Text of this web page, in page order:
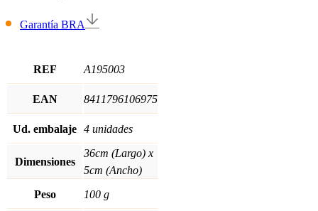
Garantía BRA
REF A195003
EAN 8411796106975
Ud. embalaje 4 unidades
Dimensiones
36cm (Largo) x
5cm (Ancho)
Peso
100 g